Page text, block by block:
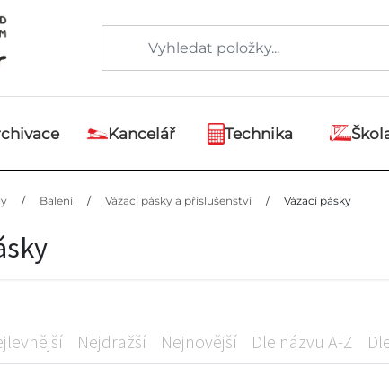
Kancelář Technika
/ Balení / Vázací pásky a příslušenství / Vázací pásky
Nejdražší Nejnovější Dle názvu A-Z